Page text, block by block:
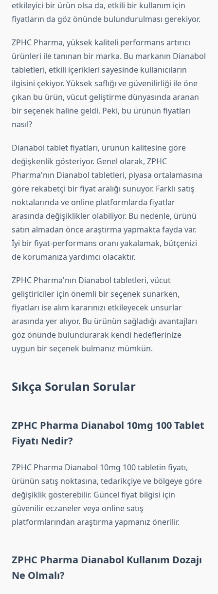
etkileyici bir ürün olsa da, etkili bir kullanım için
fiyatların da göz önünde bulundurulması gerekiyor.
ZPHC Pharma, yüksek kaliteli performans artırıcı
ürünleri ile tanınan bir marka. Bu markanın Dianabol
tabletleri, etkili içerikleri sayesinde kullanıcıların
ilgisini çekiyor. Yüksek saflığı ve güvenilirliği ile öne
çıkan bu ürün, vücut geliştirme dünyasında aranan
bir seçenek haline geldi. Peki, bu ürünün fiyatları
nasıl?
Dianabol tablet fiyatları, ürünün kalitesine göre
değişkenlik gösteriyor. Genel olarak, ZPHC
Pharma'nın Dianabol tabletleri, piyasa ortalamasına
göre rekabetçi bir fiyat aralığı sunuyor. Farklı satış
noktalarında ve online platformlarda fiyatlar
arasında değişiklikler olabiliyor. Bu nedenle, ürünü
satın almadan önce araştırma yapmakta fayda var.
İyi bir fiyat-performans oranı yakalamak, bütçenizi
de korumanıza yardımcı olacaktır.
ZPHC Pharma'nın Dianabol tabletleri, vücut
geliştiriciler için önemli bir seçenek sunarken,
fiyatları ise alım kararınızı etkileyecek unsurlar
arasında yer alıyor. Bu ürünün sağladığı avantajları
göz önünde bulundurarak kendi hedeflerinize
uygun bir seçenek bulmanız mümkün.
Sıkça Sorulan Sorular
ZPHC Pharma Dianabol 10mg 100 Tablet
Fiyatı Nedir?
ZPHC Pharma Dianabol 10mg 100 tabletin fiyatı,
ürünün satış noktasına, tedarikçiye ve bölgeye göre
değişiklik gösterebilir. Güncel fiyat bilgisi için
güvenilir eczaneler veya online satış
platformlarından araştırma yapmanız önerilir.
ZPHC Pharma Dianabol Kullanım Dozajı
Ne Olmalı?